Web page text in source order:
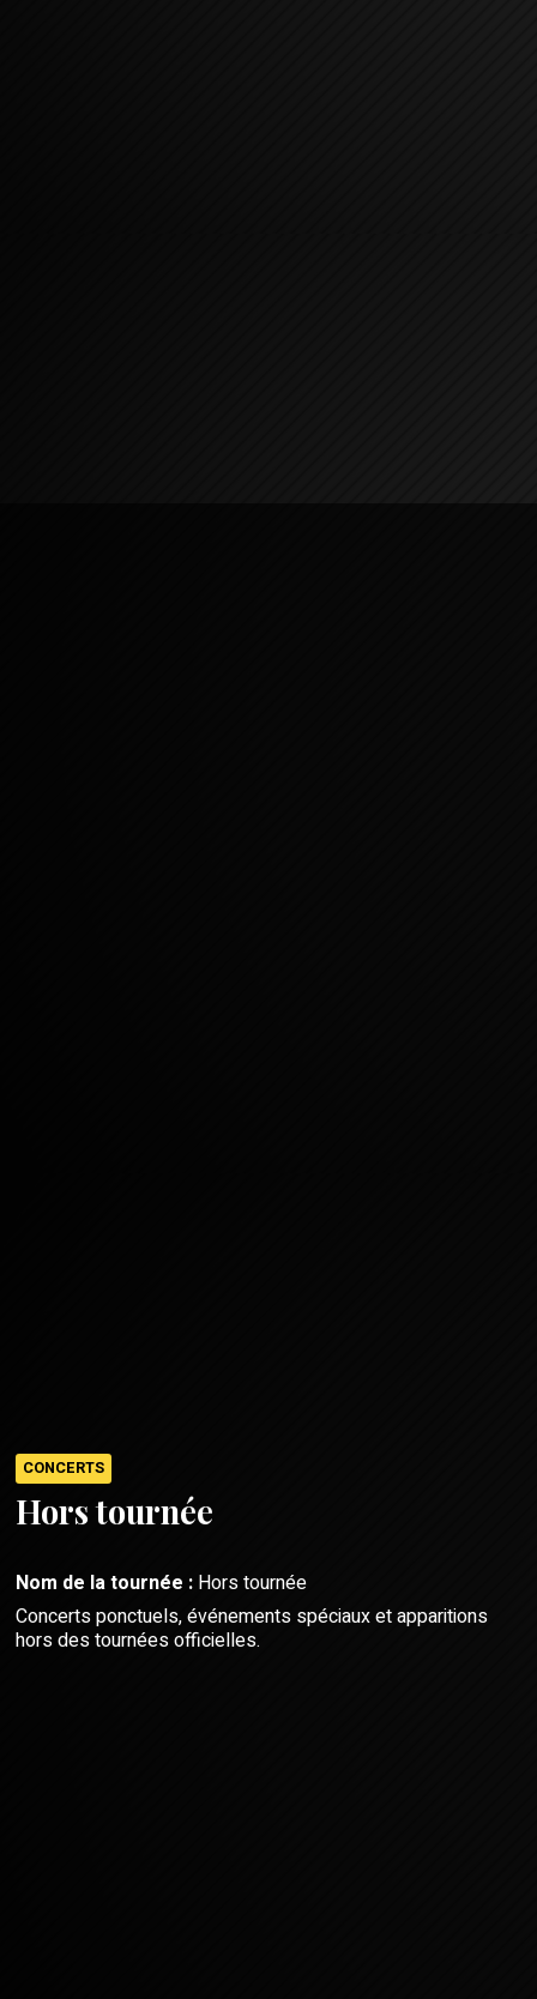
CONCERTS
Hors tournée
Nom de la tournée :Hors tournée
Concerts ponctuels, événements spéciaux et apparitions
hors des tournées officielles.